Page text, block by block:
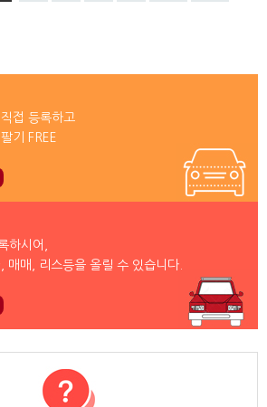
접 등록하고
기 FREE
하시어,
매매, 리스등을 올릴 수 있습니다.